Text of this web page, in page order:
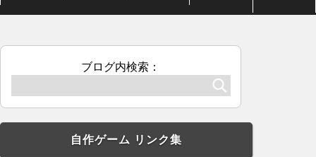
ブログ内検索：
自作ゲーム リンク集